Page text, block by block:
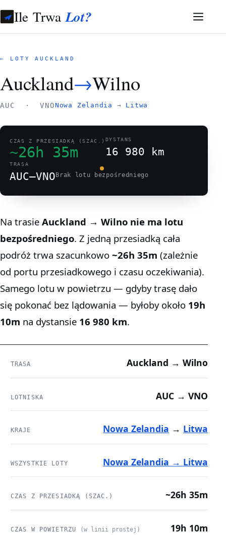
Ile TrwaLot?
← LOTY AUCKLAND
Auckland→Wilno
AUC · VNONowa Zelandia → Litwa
CZAS Z PRZESIADKĄ (SZAC.)
~26h 35m
DYSTANS
16 980 km
TRASA
AUC–VNOBrak lotu bezpośredniego
Na trasie Auckland → Wilno nie ma lotu
bezpośredniego. Z jedną przesiadką cała
podróż trwa szacunkowo ~26h 35m (zależnie
od portu przesiadkowego i czasu oczekiwania).
Samego lotu w powietrzu — gdyby trasę dało
się pokonać bez lądowania — byłoby około 19h
10m na dystansie 16 980 km.
TRASA Auckland → Wilno
LOTNISKA AUC → VNO
KRAJE Nowa Zelandia → Litwa
WSZYSTKIE LOTY Nowa Zelandia → Litwa
CZAS Z PRZESIADKĄ (SZAC.) ~26h 35m
CZAS W POWIETRZU (w linii prostej) 19h 10m